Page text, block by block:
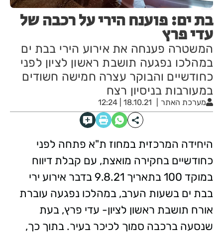
בת ים: פוענח הירי על רכבה של
עדי פרץ
המשטרה פענחה את אירוע הירי בבת ים
במהלכו נפגעה תושבת ראשון לציון לפני
כחודשיים והבוקר עצרה חמישה חשודים
במעורבות בניסיון רצח
מערכת האתר 18.10.21 | 12:24
היחידה המרכזית במחוז ת"א פתחה לפני
כחודשיים בחקירה מואצת, עם קבלת דיווח
במוקד 100 בתאריך 9.8.21 בדבר אירוע ירי
בבת ים בשעות הערב, במהלכו נפגעה עוברת
אורח תושבת ראשון לציון- עדי פרץ, בעת
שנסעה ברכבה סמוך לכיכר בעיר. בתוך כך,